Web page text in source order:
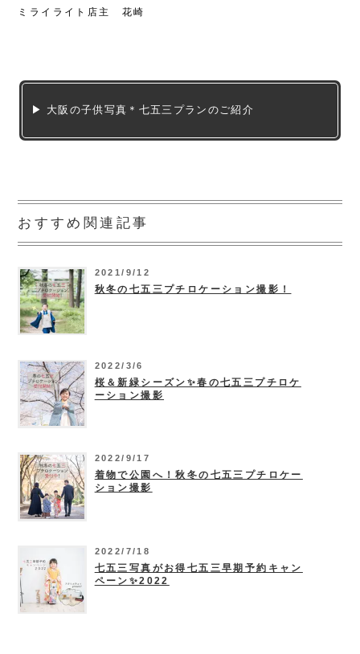
ミライライト店主 花崎
▶ 大阪の子供写真＊七五三プランのご紹介
おすすめ関連記事
2021/9/12
秋冬の七五三プチロケーション撮影！
2022/3/6
桜＆新緑シーズン✨春の七五三プチロケ
ーション撮影
2022/9/17
着物で公園へ！秋冬の七五三プチロケー
ション撮影
2022/7/18
七五三写真がお得七五三早期予約キャン
ペーン✨2022